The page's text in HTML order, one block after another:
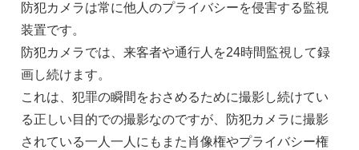
防犯カメラは常に他人のプライバシーを侵害する監視
装置です。
防犯カメラでは、来客者や通行人を24時間監視して録
画し続けます。
これは、犯罪の瞬間をおさめるために撮影し続けてい
る正しい目的での撮影なのですが、防犯カメラに撮影
されている一人一人にもまた肖像権やプライバシー権